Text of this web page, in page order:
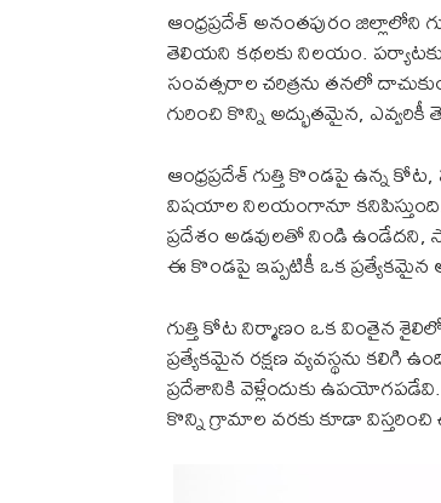
ఆంధ్రప్రదేశ్ అనంతపురం
తెలియని కథలకు నిలయం.
సంవత్సరాల చరిత్రను తనలో
గురించి కొన్ని అద్భుతమైన,
ఆంధ్రప్రదేశ్ గుత్తి కొండపై ఉన్న
విషయాల నిలయంగానూ కనిపిస్తుంది.
ప్రదేశం అడవులతో నిండి ఉండేదని,
ఈ కొండపై ఇప్పటికీ ఒక ప్రత్యేకమైన
గుత్తి కోట నిర్మాణం ఒక వింతైన
ప్రత్యేకమైన రక్షణ వ్యవస్థను
ప్రదేశానికి వెళ్లేందుకు
కొన్ని గ్రామాల వరకు కూడా